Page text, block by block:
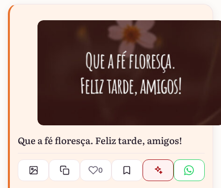
Que a fé floresça. Feliz tarde, amigos!
0